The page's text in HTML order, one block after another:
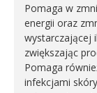
Pomaga w
energii oraz
wystarczającej
zwiększając
Pomaga
infekcjami